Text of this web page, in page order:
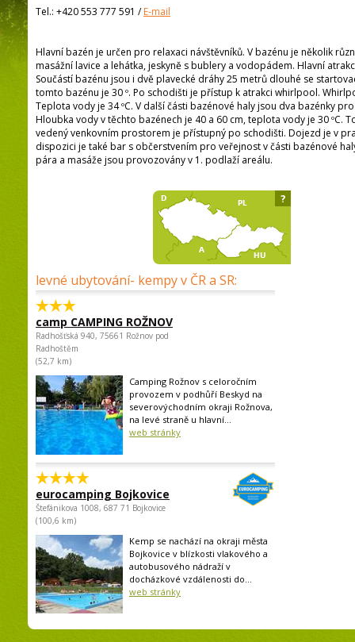
Tel.: +420 553 777 591 /E-mail
Hlavní bazén je určen pro relaxaci návštěvníků. V bazénu je několik
masážní lavice a lehátka, jeskyně s bublery a vodopádem. Hlavní
Součástí bazénu jsou i dvě plavecké dráhy 25 metrů dlouhé se
tomto bazénu je 30 º. Po schodišti je přístup k atrakci whirlpool.
Teplota vody je 34 ºC. V další části bazénové haly jsou dva bazénky
Hloubka vody v těchto bazénech je 40 a 60 cm, teplota vody je 30 ºC.
vedený venkovním prostorem je přístupný po schodišti. Dojezd je v
dispozici je také bar s občerstvením pro veřejnost v části bazénové
pára a masáže jsou provozovány v 1. podlaží areálu.
levné ubytování- kempy v ČR a SR:
camp CAMPING ROŽNOV
Radhošťská 940, 75661 Rožnov pod
Radhoštěm
(52,7 km)
Camping Rožnov s celoročním
provozem v podhůří Beskyd na
severovýchodním okraji Rožnova,
na levé straně u hlavní...
web stránky
eurocamping Bojkovice
Štefánikova 1008, 687 71 Bojkovice
(100,6 km)
Kemp se nachází na okraji města
Bojkovice v blízkosti vlakového a
autobusového nádraží v
docházkové vzdálenosti do...
web stránky
?